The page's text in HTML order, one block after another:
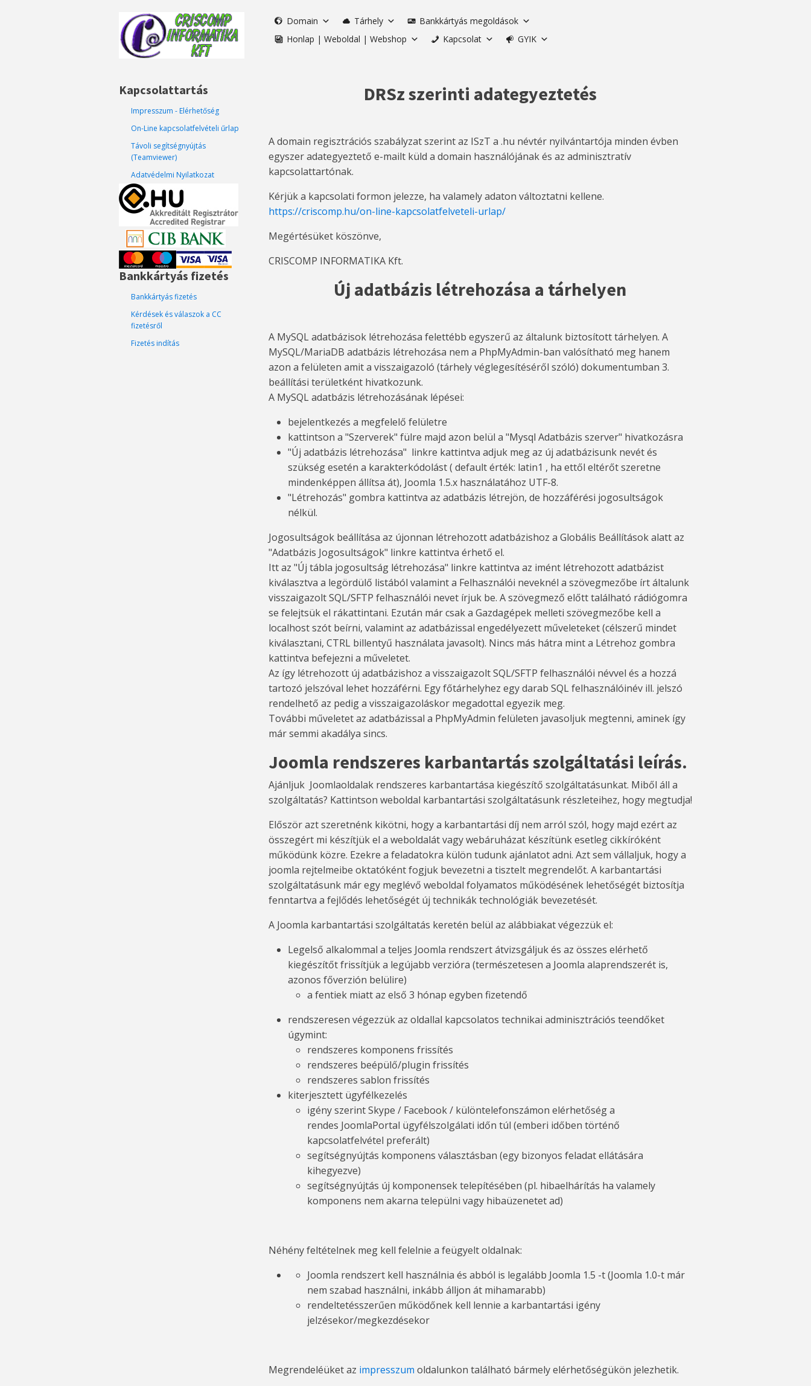
Domain Tárhely
Bankkártyás megoldások
Honlap | Weboldal | Webshop
Kapcsolat GYIK
Kapcsolattartás
Impresszum - Elérhetőség
On-Line kapcsolatfelvételi űrlap
Távoli segítségnyújtás
(Teamviewer)
Adatvédelmi Nyilatkozat
Bankkártyás fizetés
Bankkártyás fizetés
Kérdések és válaszok a CC
fizetésről
Fizetés indítás
DRSz szerinti adategyeztetés
A domain regisztrációs szabályzat szerint az ISzT a .hu névtér nyilvántartója minden évben
egyszer adategyeztető e-mailt küld a domain használójának és az adminisztratív
kapcsolattartónak.
Kérjük a kapcsolati formon jelezze, ha valamely adaton változtatni kellene.
https://criscomp.hu/on-line-kapcsolatfelveteli-urlap/
Megértésüket köszönve,
CRISCOMP INFORMATIKA Kft.
Új adatbázis létrehozása a tárhelyen
A MySQL adatbázisok létrehozása felettébb egyszerű az általunk biztosított tárhelyen. A
MySQL/MariaDB adatbázis létrehozása nem a PhpMyAdmin-ban valósítható meg hanem
azon a felületen amit a visszaigazoló (tárhely véglegesítéséről szóló) dokumentumban 3.
beállítási területként hivatkozunk.
A MySQL adatbázis létrehozásának lépései:
bejelentkezés a megfelelő felületre
kattintson a "Szerverek" fülre majd azon belül a "Mysql Adatbázis szerver" hivatkozásra
"Új adatbázis létrehozása" linkre kattintva adjuk meg az új adatbázisunk nevét és
szükség esetén a karakterkódolást ( default érték: latin1 , ha ettől eltérőt szeretne
mindenképpen állítsa át), Joomla 1.5.x használatához UTF-8.
"Létrehozás" gombra kattintva az adatbázis létrejön, de hozzáférési jogosultságok
nélkül.
Jogosultságok beállítása az újonnan létrehozott adatbázishoz a Globális Beállítások alatt az
"Adatbázis Jogosultságok" linkre kattintva érhető el.
Itt az "Új tábla jogosultság létrehozása" linkre kattintva az imént létrehozott adatbázist
kiválasztva a legördülő listából valamint a Felhasználói neveknél a szövegmezőbe írt általunk
visszaigazolt SQL/SFTP felhasználói nevet írjuk be. A szövegmező előtt található rádiógomra
se felejtsük el rákattintani. Ezután már csak a Gazdagépek melleti szövegmezőbe kell a
localhost szót beírni, valamint az adatbázissal engedélyezett műveleteket (célszerű mindet
kiválasztani, CTRL billentyű használata javasolt). Nincs más hátra mint a Létrehoz gombra
kattintva befejezni a műveletet.
Az így létrehozott új adatbázishoz a visszaigazolt SQL/SFTP felhasználói névvel és a hozzá
tartozó jelszóval lehet hozzáférni. Egy főtárhelyhez egy darab SQL felhasználóinév ill. jelszó
rendelhető az pedig a visszaigazoláskor megadottal egyezik meg.
További műveletet az adatbázissal a PhpMyAdmin felületen javasoljuk megtenni, aminek így
már semmi akadálya sincs.
Joomla rendszeres karbantartás szolgáltatási leírás.
Ajánljuk Joomlaoldalak rendszeres karbantartása kiegészítő szolgáltatásunkat. Miből áll a
szolgáltatás? Kattintson weboldal karbantartási szolgáltatásunk részleteihez, hogy megtudja!
Először azt szeretnénk kikötni, hogy a karbantartási díj nem arról szól, hogy majd ezért az
összegért mi készítjük el a weboldalát vagy webáruházat készítünk esetleg cikkíróként
működünk közre. Ezekre a feladatokra külön tudunk ajánlatot adni. Azt sem vállaljuk, hogy a
joomla rejtelmeibe oktatóként fogjuk bevezetni a tisztelt megrendelőt. A karbantartási
szolgáltatásunk már egy meglévő weboldal folyamatos működésének lehetőségét biztosítja
fenntartva a fejlődés lehetőségét új technikák technológiák bevezetését.
A Joomla karbantartási szolgáltatás keretén belül az alábbiakat végezzük el:
Legelső alkalommal a teljes Joomla rendszert átvizsgáljuk és az összes elérhető
kiegészítőt frissítjük a legújabb verzióra (természetesen a Joomla alaprendszerét is,
azonos főverzión belülire)
a fentiek miatt az első 3 hónap egyben fizetendő
rendszeresen végezzük az oldallal kapcsolatos technikai adminisztrációs teendőket
úgymint:
rendszeres komponens frissítés
rendszeres beépülő/plugin frissítés
rendszeres sablon frissítés
kiterjesztett ügyfélkezelés
igény szerint Skype / Facebook / különtelefonszámon elérhetőség a
rendes JoomlaPortal ügyfélszolgálati időn túl (emberi időben történő
kapcsolatfelvétel preferált)
segítségnyújtás komponens választásban (egy bizonyos feladat ellátására
kihegyezve)
segítségnyújtás új komponensek telepítésében (pl. hibaelhárítás ha valamely
komponens nem akarna települni vagy hibaüzenetet ad)
Néhény feltételnek meg kell felelnie a feügyelt oldalnak:
Joomla rendszert kell használnia és abból is legalább Joomla 1.5 -t (Joomla 1.0-t már
nem szabad használni, inkább álljon át mihamarabb)
rendeltetésszerűen működőnek kell lennie a karbantartási igény
jelzésekor/megkezdésekor
Megrendeléüket az impresszum oldalunkon található bármely elérhetőségükön jelezhetik.